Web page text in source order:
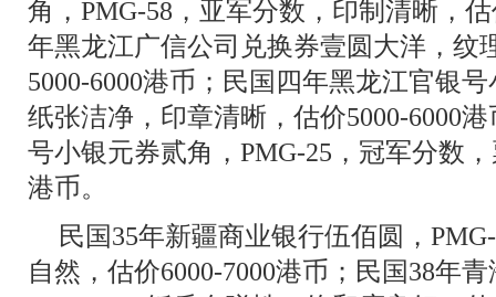
角，PMG-58，亚军分数，印制清晰，
年黑龙江广信公司兑换券壹圆大洋，纹
5000-6000港币；民国四年黑龙江官银
纸张洁净，印章清晰，估价5000-6000
号小银元券贰角，PMG-25，冠军分数
港币。
民国35年新疆商业银行伍佰圆，
自然，估价6000-7000港币；民国38年